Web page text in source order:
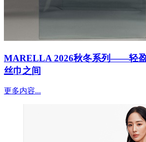
MARELLA 2026秋冬系列——轻
丝巾之间
更多内容...